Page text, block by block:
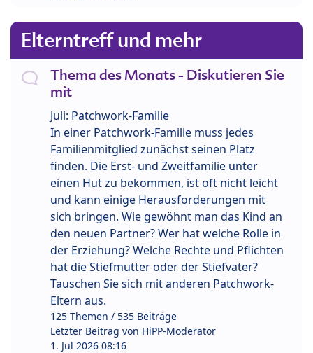
Elterntreff und mehr
Thema des Monats - Diskutieren Sie
mit
Juli: Patchwork-Familie
In einer Patchwork-Familie muss jedes
Familienmitglied zunächst seinen Platz
finden. Die Erst- und Zweitfamilie unter
einen Hut zu bekommen, ist oft nicht leicht
und kann einige Herausforderungen mit
sich bringen. Wie gewöhnt man das Kind an
den neuen Partner? Wer hat welche Rolle in
der Erziehung? Welche Rechte und Pflichten
hat die Stiefmutter oder der Stiefvater?
Tauschen Sie sich mit anderen Patchwork-
Eltern aus.
125 Themen / 535 Beiträge
Letzter Beitrag von HiPP-Moderator
1. Jul 2026 08:16